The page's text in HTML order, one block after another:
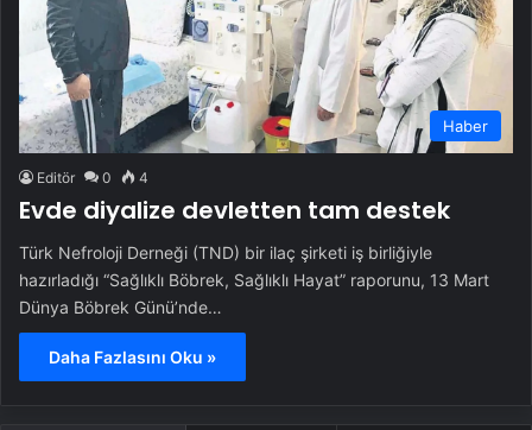
Haber
Editör 0 4
Evde diyalize devletten tam destek
Türk Nefroloji Derneği (TND) bir ilaç şirketi iş birliğiyle
hazırladığı “Sağlıklı Böbrek, Sağlıklı Hayat” raporunu, 13 Mart
Dünya Böbrek Günü’nde…
Daha Fazlasını Oku »